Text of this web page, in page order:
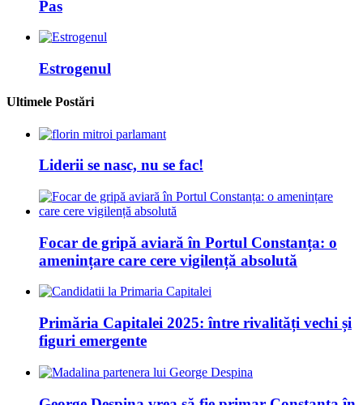
Liderii se nasc, nu se fac!
Focar de gripă aviară în Portul Constanța: o
amenințare care cere vigilență absolută
Primăria Capitalei 2025: între rivalități vechi și
figuri emergente
George Despina vrea să fie primar Constanța în
2028
Țigări de contrabandă de 4 milioane de euro,
ascunse în role de hârtie în Portul Constanța